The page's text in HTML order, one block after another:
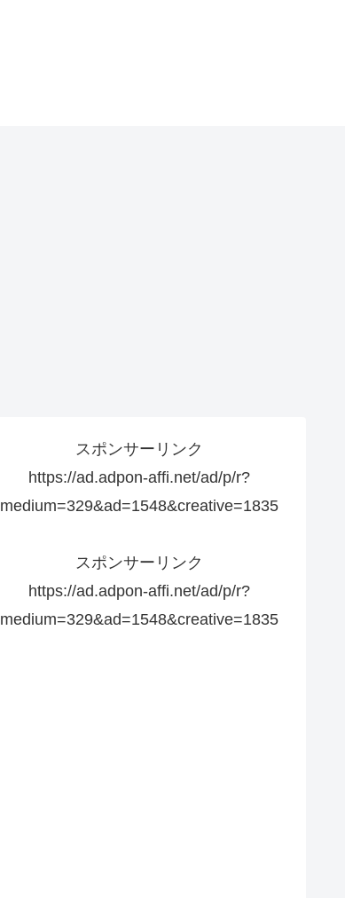
スポンサーリンク
https://ad.adpon-affi.net/ad/p/r?
medium=329&ad=1548&creative=1835
スポンサーリンク
https://ad.adpon-affi.net/ad/p/r?
medium=329&ad=1548&creative=1835